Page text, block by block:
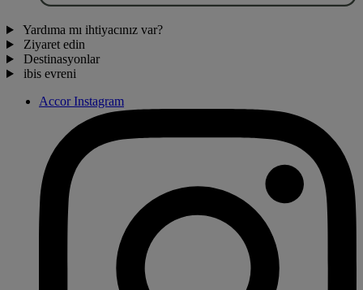
Yardıma mı ihtiyacınız var?
Ziyaret edin
Destinasyonlar
ibis evreni
Accor Instagram